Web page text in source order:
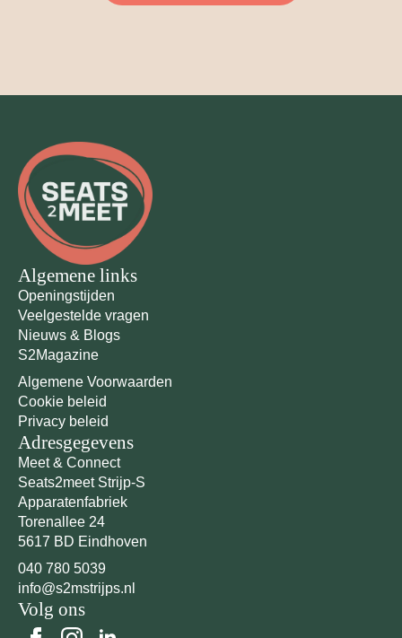
Algemene links
Openingstijden
Veelgestelde vragen
Nieuws & Blogs
S2Magazine
Algemene Voorwaarden
Cookie beleid
Privacy beleid
Adresgegevens
Meet & Connect
Seats2meet Strijp-S
Apparatenfabriek
Torenallee 24
5617 BD Eindhoven
040 780 5039
info@s2mstrijps.nl
Volg ons